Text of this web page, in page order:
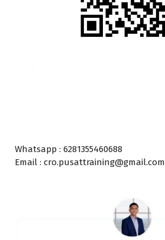
Whatsapp : 6281355460688
Email : cro.pusattraining@gmail.com